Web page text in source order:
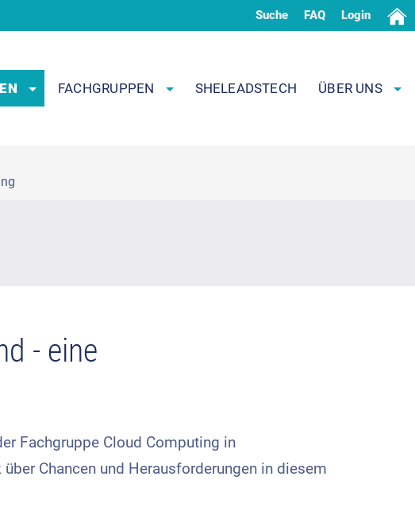
Suche FAQ Login
FACHGRUPPEN SHELEADSTECH ÜBER UNS
- eine
Fachgruppe Cloud Computing in
Chancen und Herausforderungen in diesem